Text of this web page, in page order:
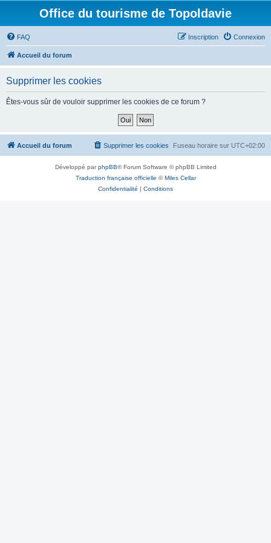
Office du tourisme de Topoldavie
FAQ Connexion
Inscription
Accueil du forum
Supprimer les cookies
Êtes-vous sûr de vouloir supprimer les cookies de ce forum ?
Accueil du forum Fuseau horaire sur UTC+02:00
Supprimer les cookies
Développé parphpBB® Forum Software © phpBB Limited
Traduction française officielle ©Miles Cellar
Confidentialité | Conditions